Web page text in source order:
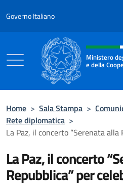
Governo Italiano
Intestazione sito,
Ministero
e della
Home > Sala Stampa >
Rete diplomatica >
La Paz, il concerto “Serenata alla
La Paz, il concerto
Repubblica” per